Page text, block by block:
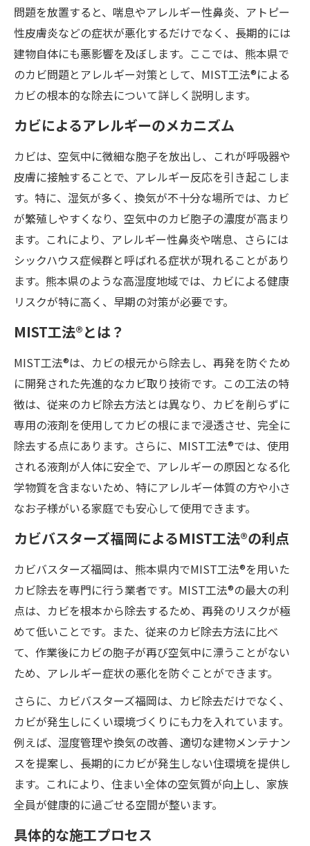
問題を放置すると、喘息やアレルギー性鼻炎、アトピー
性皮膚炎などの症状が悪化するだけでなく、長期的には
建物自体にも悪影響を及ぼします。ここでは、熊本県で
のカビ問題とアレルギー対策として、MIST工法®による
カビの根本的な除去について詳しく説明します。
カビによるアレルギーのメカニズム
カビは、空気中に微細な胞子を放出し、これが呼吸器や
皮膚に接触することで、アレルギー反応を引き起こしま
す。特に、湿気が多く、換気が不十分な場所では、カビ
が繁殖しやすくなり、空気中のカビ胞子の濃度が高まり
ます。これにより、アレルギー性鼻炎や喘息、さらには
シックハウス症候群と呼ばれる症状が現れることがあり
ます。熊本県のような高湿度地域では、カビによる健康
リスクが特に高く、早期の対策が必要です。
MIST工法®とは？
MIST工法®は、カビの根元から除去し、再発を防ぐため
に開発された先進的なカビ取り技術です。この工法の特
徴は、従来のカビ除去方法とは異なり、カビを削らずに
専用の液剤を使用してカビの根にまで浸透させ、完全に
除去する点にあります。さらに、MIST工法®では、使用
される液剤が人体に安全で、アレルギーの原因となる化
学物質を含まないため、特にアレルギー体質の方や小さ
なお子様がいる家庭でも安心して使用できます。
カビバスターズ福岡によるMIST工法®の利点
カビバスターズ福岡は、熊本県内でMIST工法®を用いた
カビ除去を専門に行う業者です。MIST工法®の最大の利
点は、カビを根本から除去するため、再発のリスクが極
めて低いことです。また、従来のカビ除去方法に比べ
て、作業後にカビの胞子が再び空気中に漂うことがない
ため、アレルギー症状の悪化を防ぐことができます。
さらに、カビバスターズ福岡は、カビ除去だけでなく、
カビが発生しにくい環境づくりにも力を入れています。
例えば、湿度管理や換気の改善、適切な建物メンテナン
スを提案し、長期的にカビが発生しない住環境を提供し
ます。これにより、住まい全体の空気質が向上し、家族
全員が健康的に過ごせる空間が整います。
具体的な施工プロセス